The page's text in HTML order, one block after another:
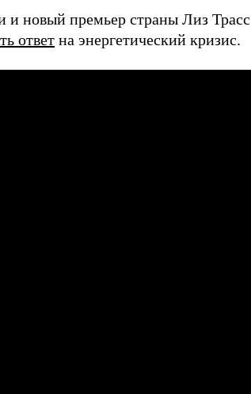
и новый премьер страны Лиз Трасс
ответ на энергетический кризис.